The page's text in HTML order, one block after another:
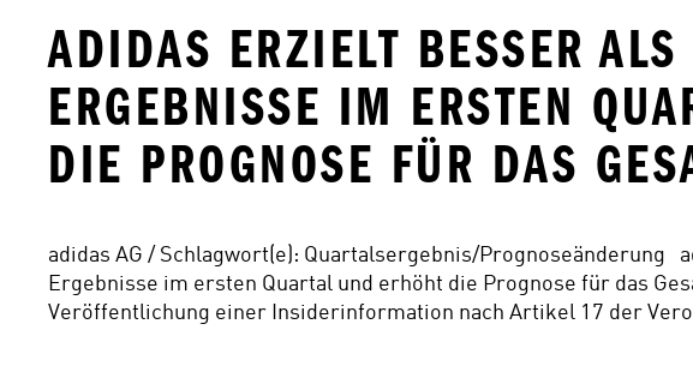
ADIDAS ERZIELT BESSER ALS
ERGEBNISSE IM ERSTEN
DIE PROGNOSE FÜR DAS
adidas AG / Schlagwort(e): Quartalsergebnis/Prognoseänderung
Ergebnisse im ersten Quartal und erhöht die Prognose für das
Veröffentlichung einer Insiderinformation nach Artikel 17 der